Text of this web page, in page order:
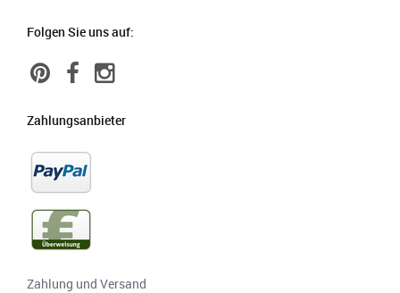
Folgen Sie uns auf:
Zahlungsanbieter
Zahlung und Versand